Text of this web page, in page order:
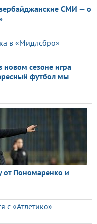
СМИ — о
в «Мидлсбро»
новом сезоне игра
футбол мы
от Пономаренко и
с «Атлетико»